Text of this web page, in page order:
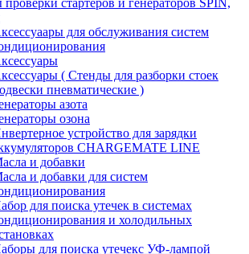
стартеров и генераторов SPIN,
для обслуживания систем
( Стенды для разборки стоек
пневматические )
азота
озона
устройство для зарядки
CHARGEMATE LINE
и добавки
и добавки для систем
для поиска утечек в системах
и холодильных
для поиска утечекс УФ-лампой